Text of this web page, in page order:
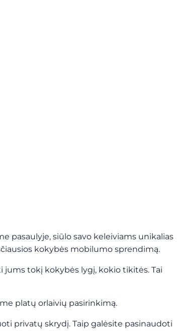
pasaulyje, siūlo savo keleiviams unikalias
kokybės mobilumo sprendimą.
tokį kokybės lygį, kokio tikitės. Tai
platų orlaivių pasirinkimą.
privatų skrydį. Taip galėsite pasinaudoti